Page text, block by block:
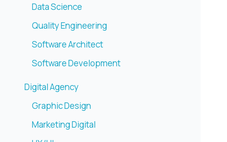
Data Science
Quality Engineering
Software Architect
Software Development
Digital Agency
Graphic Design
Marketing Digital